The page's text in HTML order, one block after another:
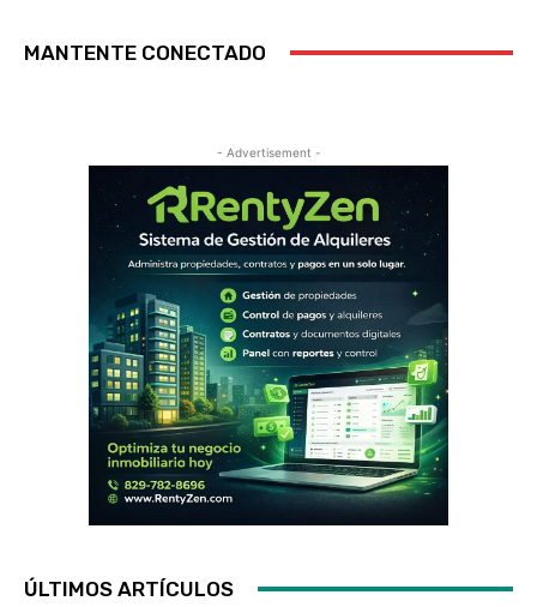
MANTENTE CONECTADO
- Advertisement -
ÚLTIMOS ARTÍCULOS